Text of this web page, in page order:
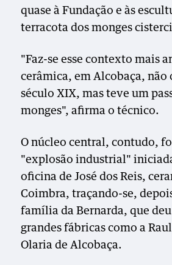
quase à Fundação e às
terracota dos monges
"Faz-se esse contexto mais
cerâmica, em Alcobaça, não
século XIX, mas teve um
monges", afirma o técnico.
O núcleo central, contudo,
"explosão industrial"
oficina de José dos Reis,
Coimbra, traçando-se,
família da Bernarda, que
grandes fábricas como a
Olaria de Alcobaça.